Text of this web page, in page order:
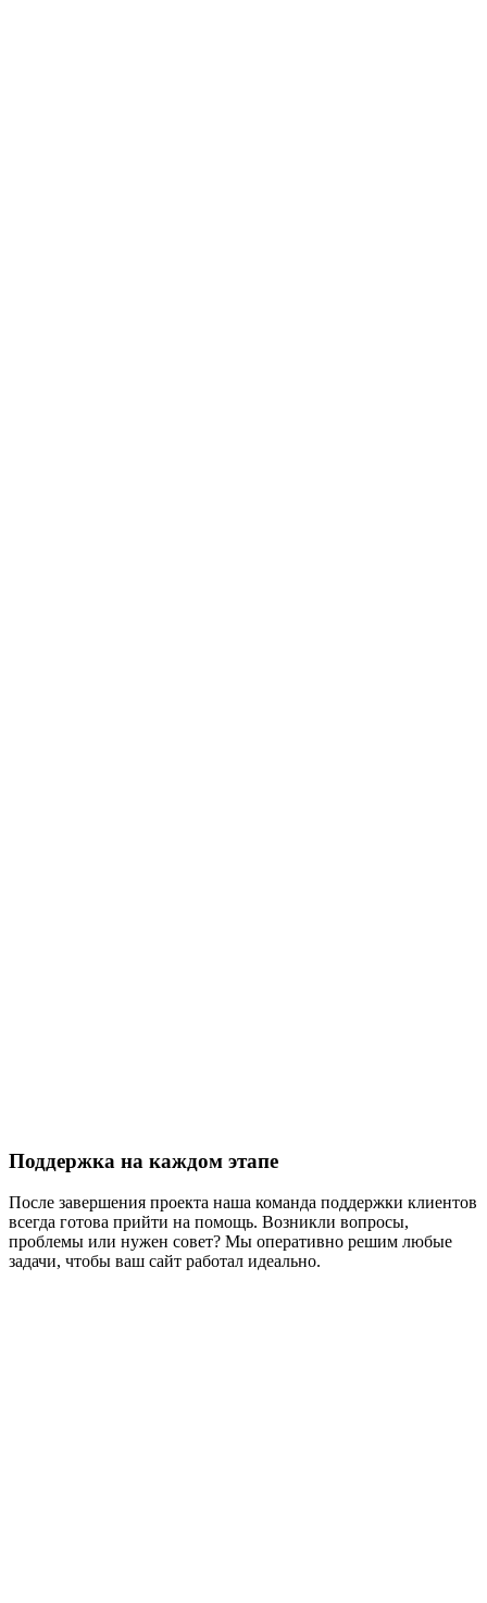
Поддержка на каждом этапе
После завершения проекта наша команда поддержки клиентов
всегда готова прийти на помощь. Возникли вопросы,
проблемы или нужен совет? Мы оперативно решим любые
задачи, чтобы ваш сайт работал идеально.